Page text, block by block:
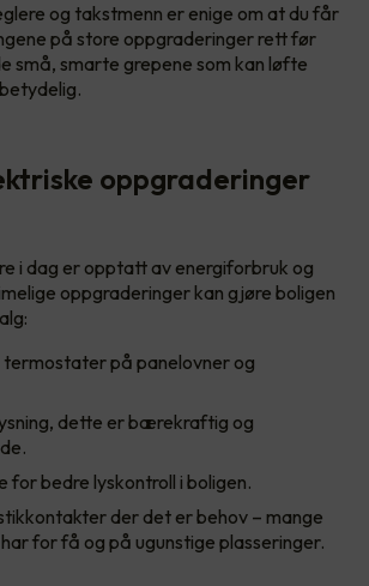
og takstmenn er enige om at du får
på store oppgraderinger rett før
små, smarte grepene som kan løfte
oppgraderinger
i dag er opptatt av energiforbruk og
oppgraderinger kan gjøre boligen
termostater på panelovner og
dette er bærekraftig og
for bedre lyskontroll i boligen.
der det er behov – mange
for få og på ugunstige plasseringer.